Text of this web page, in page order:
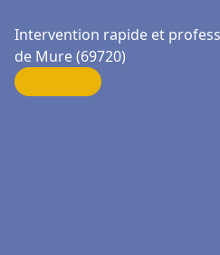
Intervention rapide et
de Mure (69720)